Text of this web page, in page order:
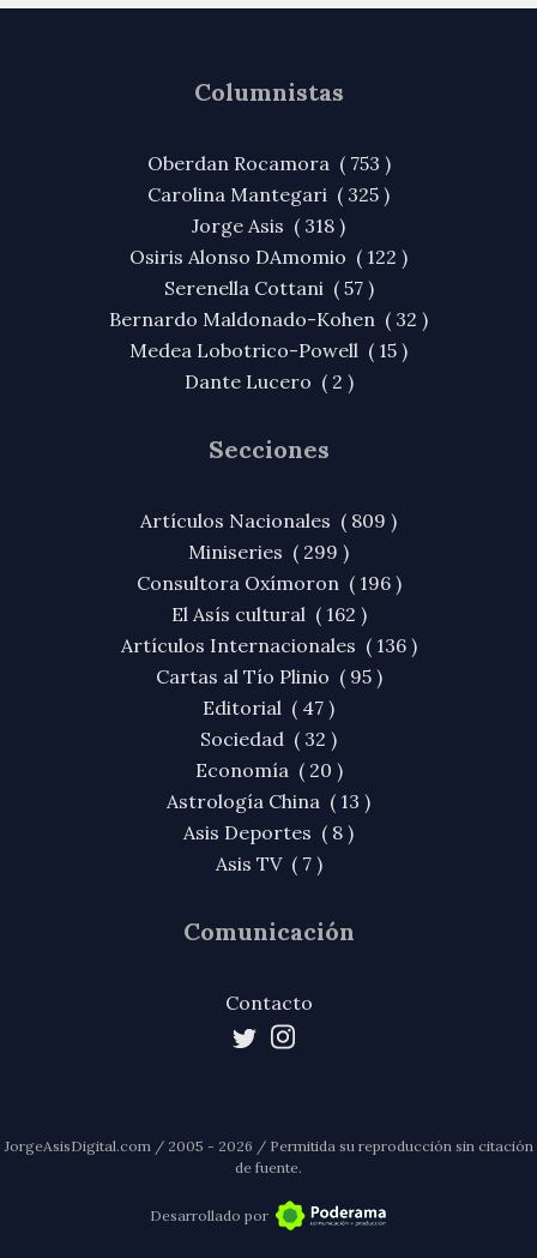
Columnistas
Oberdan Rocamora ( 753 )
Carolina Mantegari ( 325 )
Jorge Asis ( 318 )
Osiris Alonso DAmomio ( 122 )
Serenella Cottani ( 57 )
Bernardo Maldonado-Kohen ( 32 )
Medea Lobotrico-Powell ( 15 )
Dante Lucero ( 2 )
Secciones
Artículos Nacionales ( 809 )
Miniseries ( 299 )
Consultora Oxímoron ( 196 )
El Asís cultural ( 162 )
Artículos Internacionales ( 136 )
Cartas al Tío Plinio ( 95 )
Editorial ( 47 )
Sociedad ( 32 )
Economía ( 20 )
Astrología China ( 13 )
Asis Deportes ( 8 )
Asis TV ( 7 )
Comunicación
Contacto
JorgeAsisDigital.com / 2005 - 2026 / Permitida su reproducción sin citación
de fuente.
Desarrollado por